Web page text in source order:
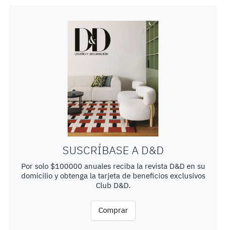
SUSCRÍBASE A D&D
Por solo $100000 anuales reciba la revista D&D en su
domicilio y obtenga la tarjeta de beneficios exclusivos
Club D&D.
Comprar